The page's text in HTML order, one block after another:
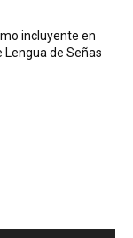
incluyente en
Lengua de Señas